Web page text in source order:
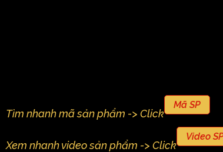
Tìm nhanh mã sản phẩm -> Click
Mã SP
Xem nhanh video sản phẩm -> Click
Video